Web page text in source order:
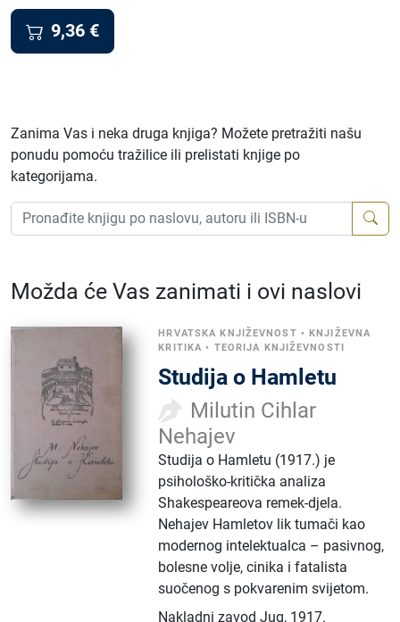
9,36 €
Zanima Vas i neka druga knjiga? Možete pretražiti našu
ponudu pomoću tražilice ili prelistati knjige po
kategorijama.
Možda će Vas zanimati i ovi naslovi
HRVATSKA KNJIŽEVNOST •KNJIŽEVNA
KRITIKA • TEORIJA KNJIŽEVNOSTI
Studija o Hamletu
Milutin Cihlar
Nehajev
Studija o Hamletu (1917.) je
psihološko-kritička analiza
Shakespeareova remek-djela.
Nehajev Hamletov lik tumači kao
modernog intelektualca – pasivnog,
bolesne volje, cinika i fatalista
suočenog s pokvarenim svijetom.
Nakladni zavod Jug, 1917.